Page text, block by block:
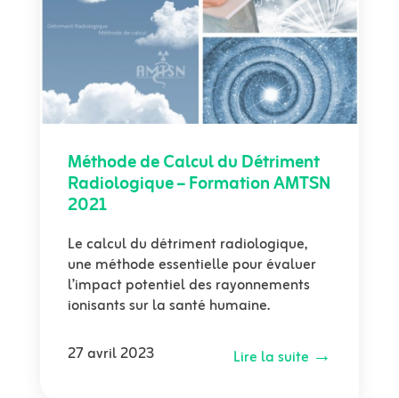
Méthode de Calcul du Détriment
Radiologique – Formation AMTSN
2021
Le calcul du détriment radiologique,
une méthode essentielle pour évaluer
l’impact potentiel des rayonnements
ionisants sur la santé humaine.
27 avril 2023
Lire la suite →